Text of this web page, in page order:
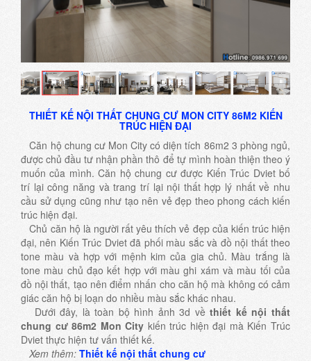
THIẾT KẾ NỘI THẤT CHUNG CƯ MON CITY 86M2 KIẾN
TRÚC HIỆN ĐẠI
Căn hộ chung cư Mon City có diện tích 86m2 3 phòng ngủ,
được chủ đầu tư nhận phần thô để tự mình hoàn thiện theo ý
muốn của mình. Căn hộ chung cư được Kiến Trúc Dviet bố
trí lại công năng và trang trí lại nội thất hợp lý nhất về nhu
cầu sử dụng cũng như tạo nên vẻ đẹp theo phong cách kiến
trúc hiện đại.
Chủ căn hộ là người rất yêu thích vẻ đẹp của kiến trúc hiện
đại, nên Kiến Trúc Dviet đã phối màu sắc và đồ nội thất theo
tone màu và hợp với mệnh kim của gia chủ. Màu trắng là
tone màu chủ đạo kết hợp với màu ghi xám và màu tối của
đồ nội thất, tạo nên điểm nhấn cho căn hộ mà không có cảm
giác căn hộ bị loạn do nhiều màu sắc khác nhau.
Dưới đây, là toàn bộ hình ảnh 3d vềthiết kế nội thất
chung cư 86m2 Mon City kiến trúc hiện đại mà Kiến Trúc
Dviet thực hiện tư vấn thiết kế.
Xem thêm: Thiết kế nội thất chung cư